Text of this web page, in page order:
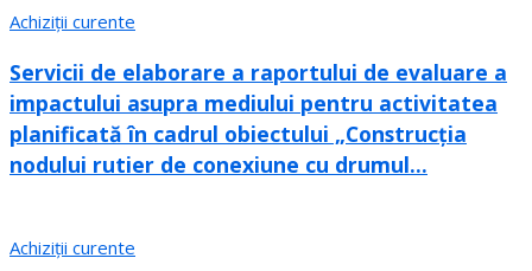
Achiziții curente
Servicii de elaborare a raportului de evaluare a
impactului asupra mediului pentru activitatea
planificată în cadrul obiectului „Construcția
nodului rutier de conexiune cu drumul...
Achiziții curente